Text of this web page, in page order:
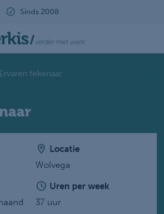
Sinds 2008
Ervaren tekenaar
Locatie
Wolvega
Uren per week
37 uur